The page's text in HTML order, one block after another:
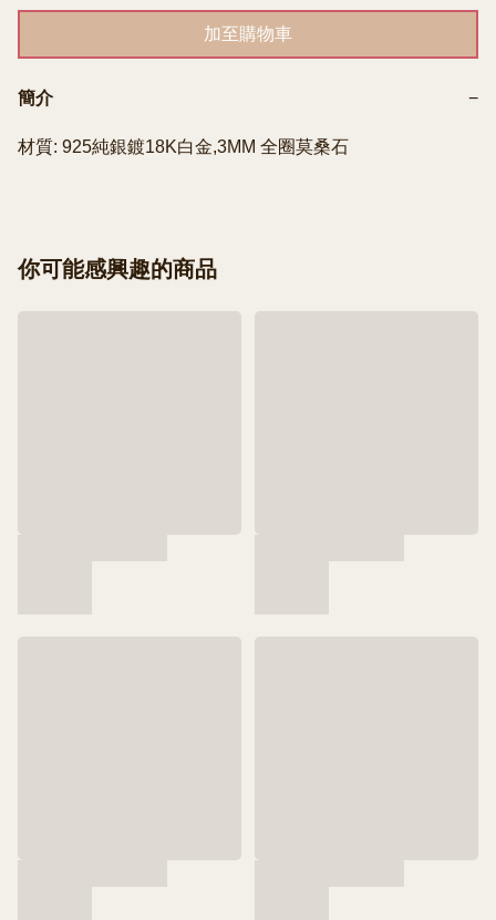
加至購物車
簡介 −
材質: 925純銀鍍18K白金,3MM 全圈莫桑石
你可能感興趣的商品